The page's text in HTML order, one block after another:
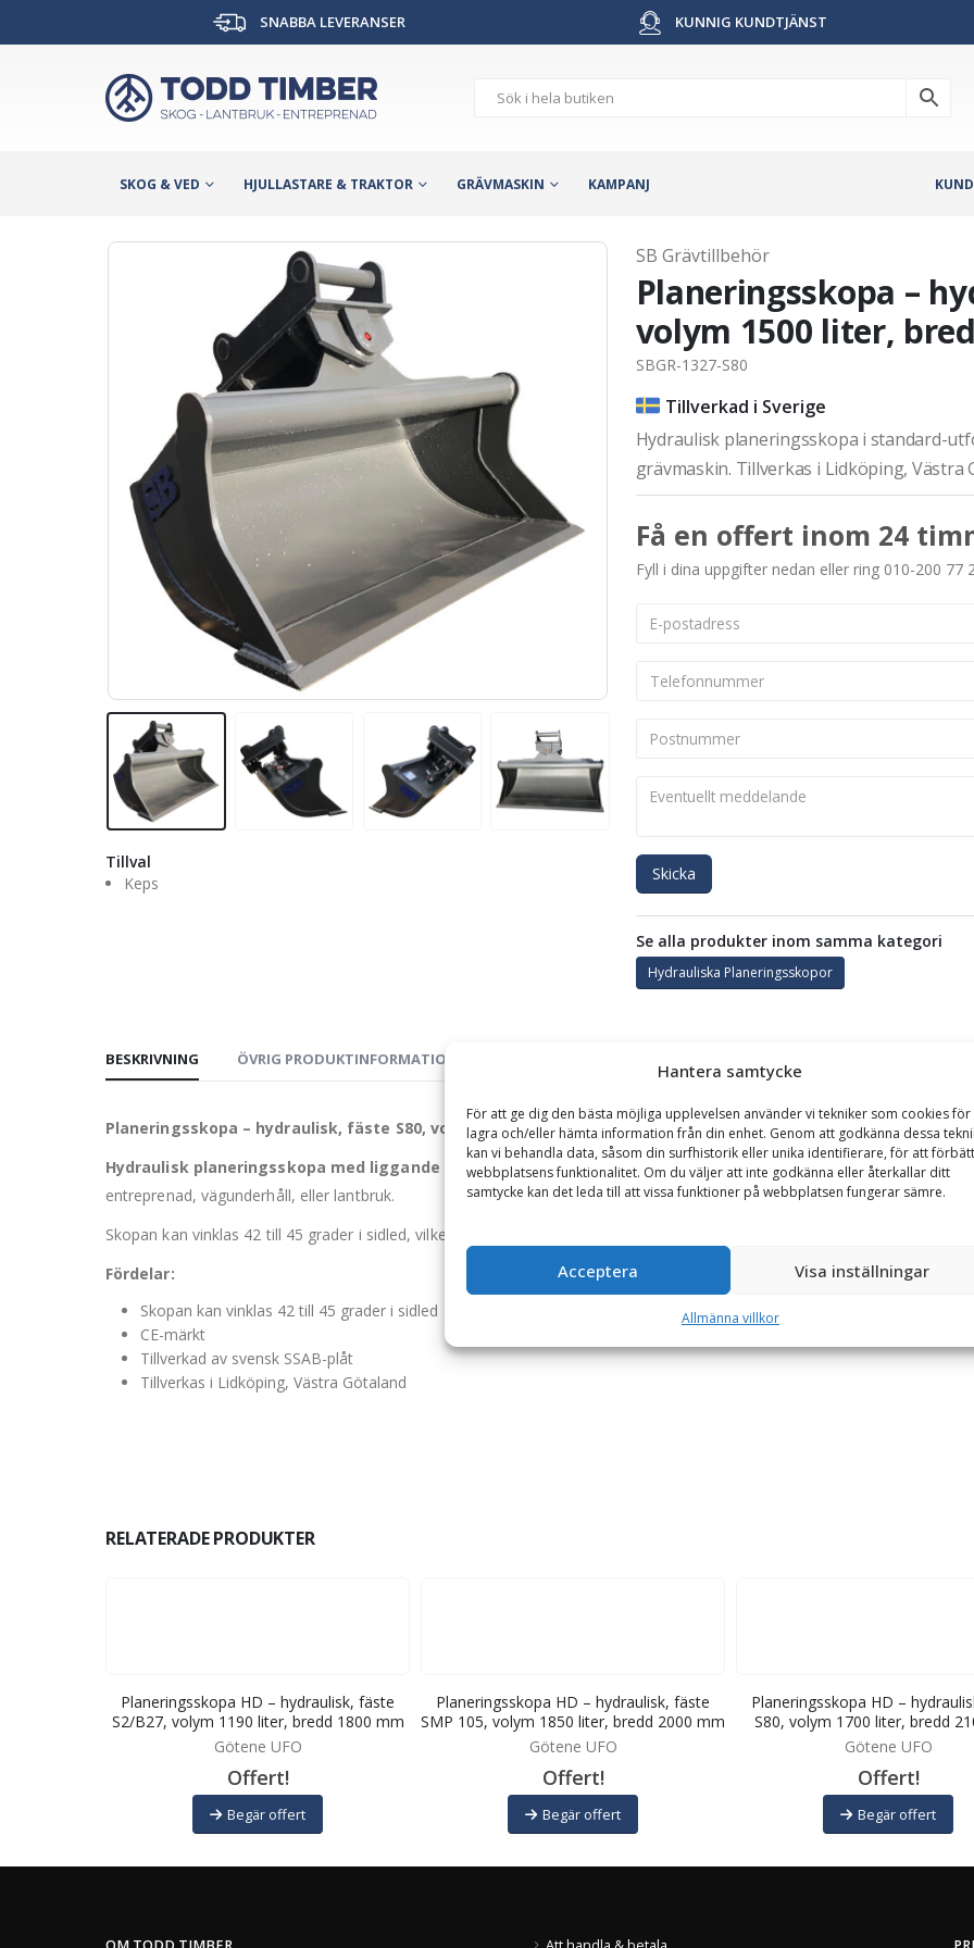
Hantera samtycke
För att ge dig den bästa möjliga upplevelsen använder vi tekniker som cookies
lagra och/eller hämta information från din enhet. Genom att godkänna dessa
kan vi behandla data, såsom din surfhistorik eller unika identifierare, för att
webbplatsens funktionalitet. Om du väljer att inte godkänna eller återkallar ditt
samtycke kan det leda till att vissa funktioner på webbplatsen fungerar sämre.
Acceptera Visa inställningar
Allmänna villkor
SNABBA LEVERANSER KUNNIG KUNDTJÄNST
SKOG & VED HJULLASTARE & TRAKTOR GRÄVMASKIN KAMPANJ
Tillval
Keps
SB Grävtillbehör
Planeringsskopa –
volym 1500 liter,
SBGR-1327-S80
Tillverkad i Sverige
Hydraulisk planeringsskopa i standard-
grävmaskin. Tillverkas i Lidköping, Västra
Få en offert inom 24
Fyll i dina uppgifter nedan eller ring 010-200 77
Skicka
Se alla produkter inom samma kategori
Hydrauliska Planeringsskopor
BESKRIVNING ÖVRIG PRODUKTINFORMATION
Planeringsskopa – hydraulisk, fäste S80, volym 1500 liter, bredd 2000 mm
Hydraulisk planeringsskopa med liggande cylindrar för markplaneringsarbeten med grävmaskin.Denna
entreprenad, vägunderhåll, eller lantbruk.
Skopan kan vinklas 42 till 45 grader i sidled, vilket gör den utmärkt för arbeten på lutande underlag eftersom du får
Fördelar:
Skopan kan vinklas 42 till 45 grader i sidled
CE-märkt
Tillverkad av svensk SSAB-plåt
Tillverkas i Lidköping, Västra Götaland
RELATERADE PRODUKTER
Planeringsskopa HD – hydraulisk, fäste
S2/B27, volym 1190 liter, bredd 1800 mm
Götene UFO
Offert!
Begär offert
Planeringsskopa HD – hydraulisk, fäste
SMP 105, volym 1850 liter, bredd 2000 mm
Götene UFO
Offert!
Begär offert
Planeringsskopa HD –
S80, volym 1700 liter, bredd
Götene UFO
Offert!
Begär offert